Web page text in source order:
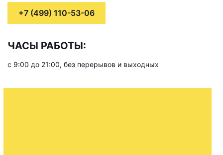
+7 (499) 110-53-06
ЧАСЫ РАБОТЫ:
с 9:00 до 21:00, без перерывов и выходных